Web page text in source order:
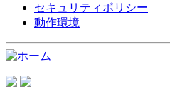
セキュリティポリシー
動作環境